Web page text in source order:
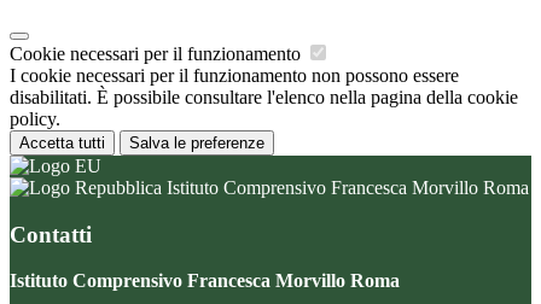
Cookie necessari per il funzionamento
I cookie necessari per il funzionamento non possono essere
disabilitati. È possibile consultare l'elenco nella pagina della cookie
policy.
Accetta tutti Salva le preferenze
Istituto Comprensivo Francesca Morvillo Roma
Contatti
Istituto Comprensivo Francesca Morvillo Roma